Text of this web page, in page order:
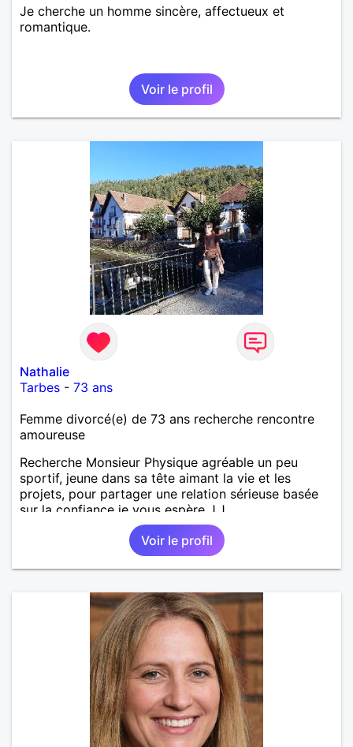
Je cherche un homme sincère, affectueux et
romantique.
Voir le profil
Nathalie
Tarbes - 73 ans
Femme divorcé(e) de 73 ans recherche rencontre
amoureuse
Recherche Monsieur Physique agréable un peu
sportif, jeune dans sa tête aimant la vie et les
projets, pour partager une relation sérieuse basée
sur la confiance je vous espère J.J
Voir le profil